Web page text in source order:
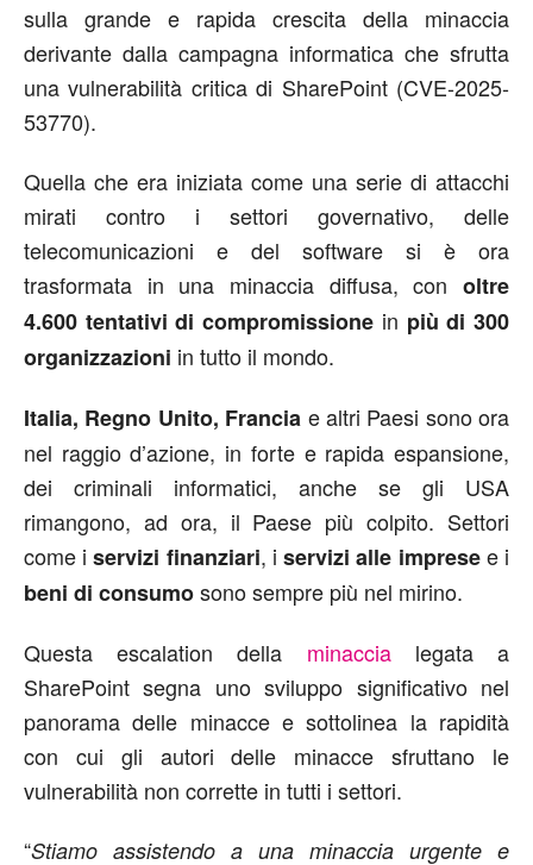
sulla grande e rapida crescita della minaccia
derivante dalla campagna informatica che sfrutta
una vulnerabilità critica di SharePoint (CVE-2025-
53770).
Quella che era iniziata come una serie di attacchi
mirati contro i settori governativo, delle
telecomunicazioni e del software si è ora
trasformata in una minaccia diffusa, con oltre
4.600 tentativi di compromissione in più di 300
organizzazioni in tutto il mondo.
Italia, Regno Unito, Francia e altri Paesi sono ora
nel raggio d’azione, in forte e rapida espansione,
dei criminali informatici, anche se gli USA
rimangono, ad ora, il Paese più colpito. Settori
come iservizi finanziari, iservizi alle impresee i
beni di consumosono sempre più nel mirino.
Questa escalation della minaccialegata a
SharePoint segna uno sviluppo significativo nel
panorama delle minacce e sottolinea la rapidità
con cui gli autori delle minacce sfruttano le
vulnerabilità non corrette in tutti i settori.
“Stiamo assistendo a una minaccia urgente e